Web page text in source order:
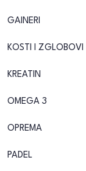
GAINERI
KOSTI I ZGLOBOVI
KREATIN
OMEGA 3
OPREMA
PADEL